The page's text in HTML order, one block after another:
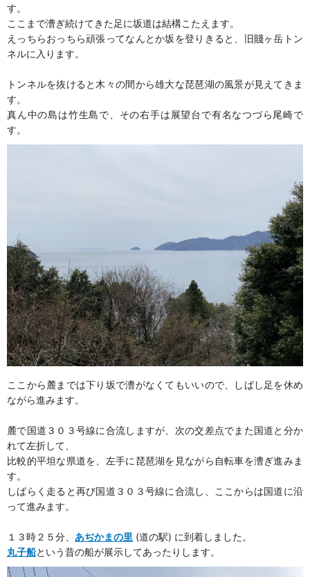
す。
ここまで漕ぎ続けてきた足に坂道は結構こたえます。
えっちらおっちら頑張ってなんとか坂を登りきると、旧賤ヶ岳トン
ネルに入ります。
トンネルを抜けると木々の間から雄大な琵琶湖の風景が見えてきま
す。
真ん中の島は竹生島で、その右手は展望台で有名なつづら尾崎で
す。
ここから麓までは下り坂で漕がなくてもいいので、しばし足を休め
ながら進みます。
麓で国道３０３号線に合流しますが、次の交差点でまた国道と分か
れて左折して、
比較的平坦な県道を、左手に琵琶湖を見ながら自転車を漕ぎ進みま
す。
しばらく走ると再び国道３０３号線に合流し、ここからは国道に沿
って進みます。
１３時２５分、 あぢかまの里 (道の駅) に到着しました。
丸子船という昔の船が展示してあったりします。